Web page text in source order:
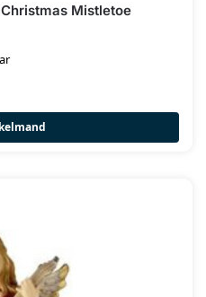
Mistletoe